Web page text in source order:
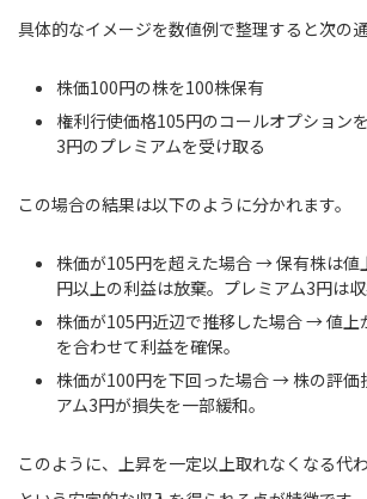
具体的なイメージを数値例で整理すると次の通
株価100円の株を100株保有
権利行使価格105円のコールオプション
3円のプレミアムを受け取る
この場合の結果は以下のように分かれます。
株価が105円を超えた場合 → 保有株は値
円以上の利益は放棄。プレミアム3円は収
株価が105円近辺で推移した場合 → 値上
を合わせて利益を確保。
株価が100円を下回った場合 → 株の評価
アム3円が損失を一部緩和。
このように、上昇を一定以上取れなくなる代